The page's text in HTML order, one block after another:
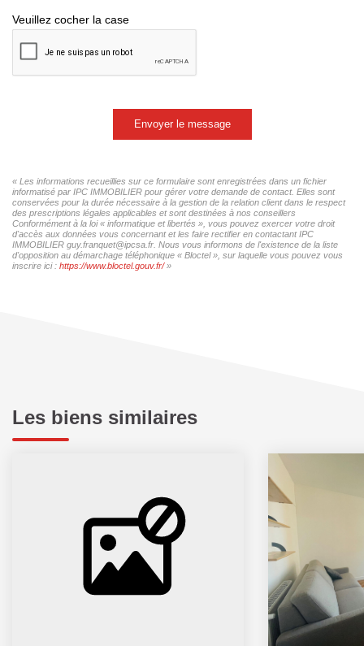
Veuillez cocher la case
Envoyer le message
« Les informations recueillies sur ce formulaire sont enregistrées dans un fichier
informatisé par IPC IMMOBILIER pour gérer votre demande de contact. Elles sont
conservées pour la durée nécessaire à la gestion de la relation client dans le respect
des prescriptions légales applicables et sont destinées à nos conseillers
Conformément à la loi « informatique et libertés », vous pouvez exercer votre droit
d'accès aux données vous concernant et les faire rectifier en contactant IPC
IMMOBILIER guy.franquet@ipcsa.fr. Nous vous informons de l'existence de la liste
d'opposition au démarchage téléphonique « Bloctel », sur laquelle vous pouvez vous
inscrire ici : https://www.bloctel.gouv.fr/»
Les biens similaires